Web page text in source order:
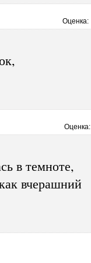
Оценка:
Оценка:
в темноте,
вчерашний